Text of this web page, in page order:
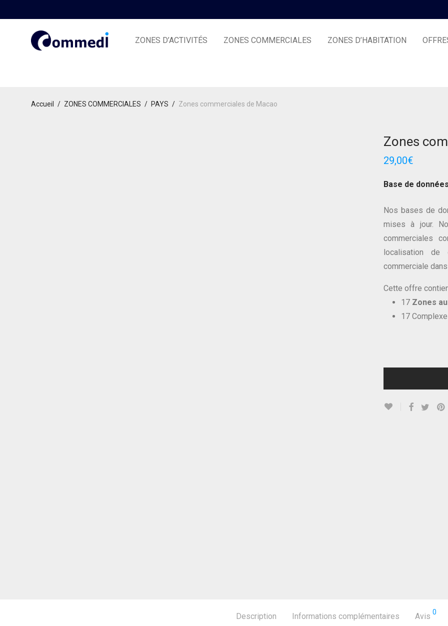
ZONES D’ACTIVITÉS ZONES COMMERCIALES ZONES D’HABITATION
Accueil / ZONES COMMERCIALES / PAYS / Zones commerciales de Macao
Zones
29,00€
Base de
Nos bases de
mises à jour.
commerciales
localisation de
commerciale
Cette offre
17Zones
17
Description Informations complémentaires Avis 0